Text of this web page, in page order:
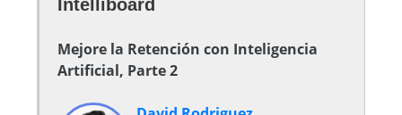
Intelliboard
Mejore la Retención con Inteligencia
Artificial, Parte 2